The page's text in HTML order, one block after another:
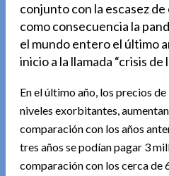
conjunto con la escasez
como consecuencia la
el mundo entero el último
inicio a la llamada “crisis
En el último año, los precios
niveles exorbitantes,
comparación con los años
tres años se podían pagar 3
comparación con los cerca de